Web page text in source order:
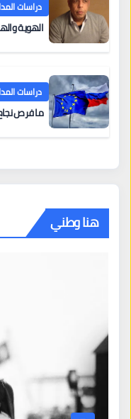
دراسات
الهوية
دراسات
ما فرص
هنا وطني